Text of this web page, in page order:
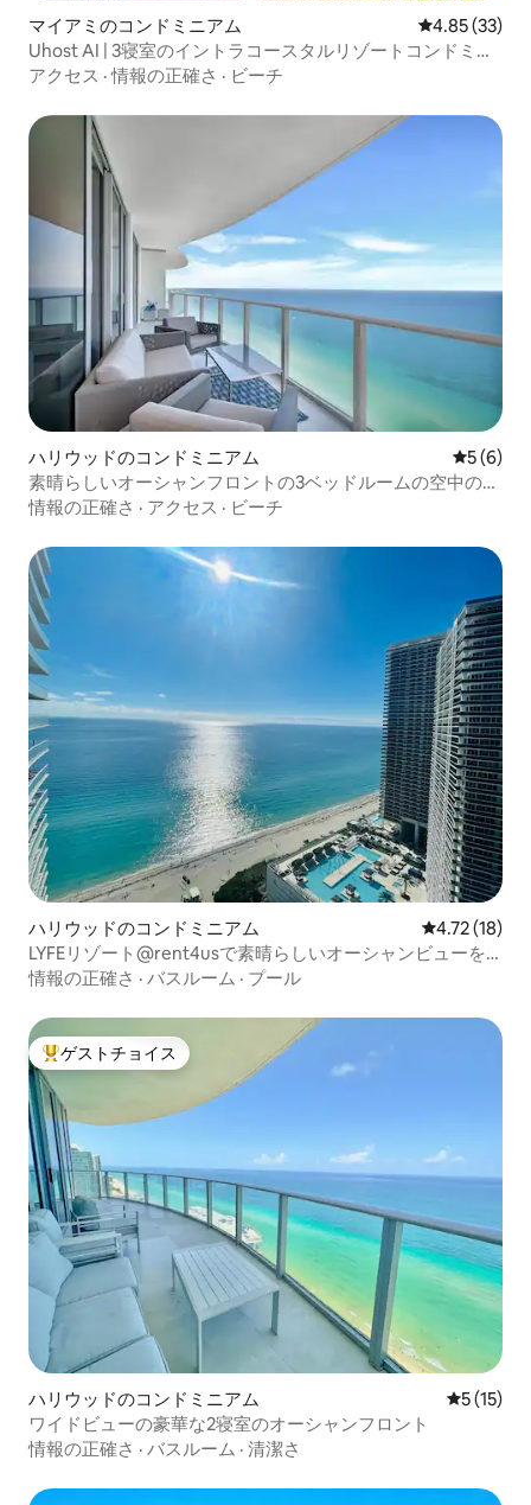
マイアミのコンドミニアム レビュー33
4.85 (33)
Uhost AI | 3寝室のイントラコースタルリゾートコンドミニ
アム
アクセス ·情報の正確さ · ビーチ
ハリウッドのコンドミニアム レビュー
5 (6)
素晴らしいオーシャンフロントの3ベッドルームの空中のお
屋敷
情報の正確さ · アクセス · ビーチ
ハリウッドのコンドミニアム レビュー18
4.72 (18)
LYFEリゾート@rent4usで素晴らしいオーシャンビューを
満喫
情報の正確さ · バスルーム · プール
大好評のゲストチョイスです。
ゲストチョイス
ハリウッドのコンドミニアム レビュー
5 (15)
ワイドビューの豪華な2寝室のオーシャンフロント
情報の正確さ · バスルーム · 清潔さ